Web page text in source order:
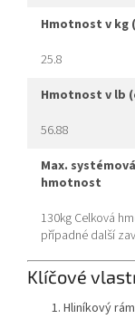
hmotnost v kg
25.8
hmotnost v lb
56.88
max. systémová
hmotnost
130kg Celková
případné další
Klíčové
Hliníkový